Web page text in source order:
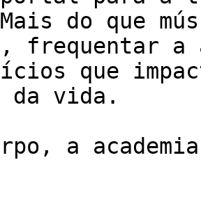
do que
frequentar a
que
da vida.